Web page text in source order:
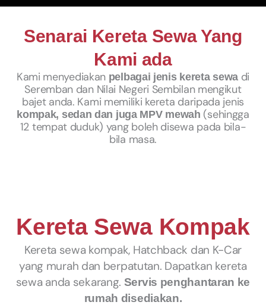
Senarai Kereta Sewa Yang
Kami ada
Kami menyediakan pelbagai jenis kereta sewa di
Seremban dan Nilai Negeri Sembilan mengikut
bajet anda. Kami memiliki kereta daripada jenis
kompak, sedan dan juga MPV mewah (sehingga
12 tempat duduk) yang boleh disewa pada bila-
bila masa.
Kereta Sewa Kompak
Kereta sewa kompak, Hatchback dan K-Car
yang murah dan berpatutan. Dapatkan kereta
sewa anda sekarang. Servis penghantaran ke
rumah disediakan.